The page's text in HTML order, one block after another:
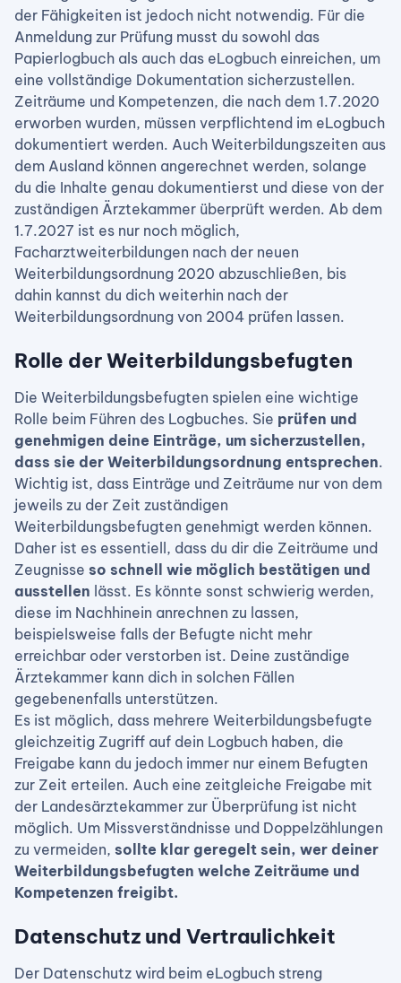
der Fähigkeiten ist jedoch nicht notwendig. Für die
Anmeldung zur Prüfung musst du sowohl das
Papierlogbuch als auch das eLogbuch einreichen, um
eine vollständige Dokumentation sicherzustellen.
Zeiträume und Kompetenzen, die nach dem 1.7.2020
erworben wurden, müssen verpflichtend im eLogbuch
dokumentiert werden. Auch Weiterbildungszeiten aus
dem Ausland können angerechnet werden, solange
du die Inhalte genau dokumentierst und diese von der
zuständigen Ärztekammer überprüft werden. Ab dem
1.7.2027 ist es nur noch möglich,
Facharztweiterbildungen nach der neuen
Weiterbildungsordnung 2020 abzuschließen, bis
dahin kannst du dich weiterhin nach der
Weiterbildungsordnung von 2004 prüfen lassen.
Rolle der Weiterbildungsbefugten
Die Weiterbildungsbefugten spielen eine wichtige
Rolle beim Führen des Logbuches. Sie prüfen und
genehmigen deine Einträge, um sicherzustellen,
dass sie der Weiterbildungsordnung entsprechen.
Wichtig ist, dass Einträge und Zeiträume nur von dem
jeweils zu der Zeit zuständigen
Weiterbildungsbefugten genehmigt werden können.
Daher ist es essentiell, dass du dir die Zeiträume und
Zeugnisse so schnell wie möglich bestätigen und
ausstellen lässt. Es könnte sonst schwierig werden,
diese im Nachhinein anrechnen zu lassen,
beispielsweise falls der Befugte nicht mehr
erreichbar oder verstorben ist. Deine zuständige
Ärztekammer kann dich in solchen Fällen
gegebenenfalls unterstützen.
Es ist möglich, dass mehrere Weiterbildungsbefugte
gleichzeitig Zugriff auf dein Logbuch haben, die
Freigabe kann du jedoch immer nur einem Befugten
zur Zeit erteilen. Auch eine zeitgleiche Freigabe mit
der Landesärztekammer zur Überprüfung ist nicht
möglich. Um Missverständnisse und Doppelzählungen
zu vermeiden, sollte klar geregelt sein, wer deiner
Weiterbildungsbefugten welche Zeiträume und
Kompetenzen freigibt.
Datenschutz und Vertraulichkeit
Der Datenschutz wird beim eLogbuch streng